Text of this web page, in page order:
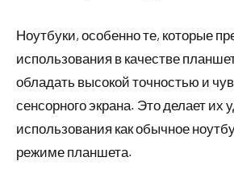
Ноутбуки, особенно те, которые
использования в качестве
обладать высокой точностью и
сенсорного экрана. Это делает их
использования как обычное
режиме планшета.